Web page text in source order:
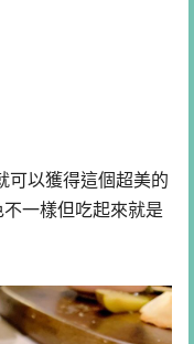
以獲得這個超美的
一樣但吃起來就是